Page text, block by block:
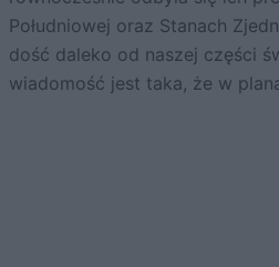
Południowej oraz Stanach
dość daleko od naszej części
wiadomość jest taka, że w